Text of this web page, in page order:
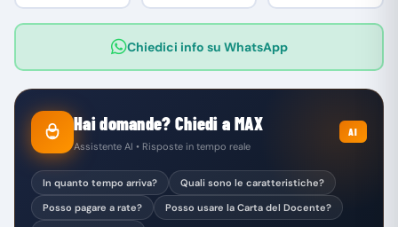
Chiedici info su WhatsApp
Hai domande? Chiedi a MAX
Assistente AI • Risposte in tempo reale
AI
In quanto tempo arriva?
Quali sono le caratteristiche?
Posso pagare a rate?
Posso usare la Carta del Docente?